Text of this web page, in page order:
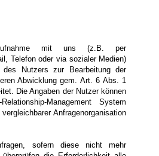
mit uns (z.B. per
Telefon oder via sozialer Medien)
des Nutzers zur Bearbeitung der
Abwicklung gem. Art. 6 Abs. 1
Die Angaben der Nutzer können
Management System
Anfragenorganisation
sofern diese nicht mehr